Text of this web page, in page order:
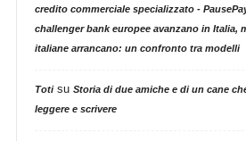
credito commerciale specializzato -
challenger bank europee avanzano in Italia,
italiane arrancano: un confronto tra modelli
Totisu Storia di due amiche e di un cane
leggere e scrivere